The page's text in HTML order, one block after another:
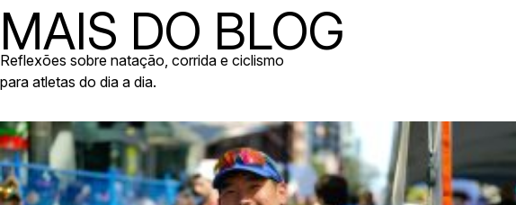
MAIS DO BLOG
Reflexões sobre natação, corrida e ciclismo
para atletas do dia a dia.